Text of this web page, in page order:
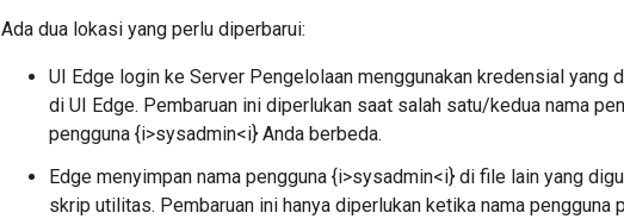
Ada dua lokasi yang perlu diperbarui:
UI Edge login ke Server Pengelolaan menggunakan kredensial
di UI Edge. Pembaruan ini diperlukan saat salah satu/kedua nama
pengguna {i>sysadmin<i} Anda berbeda.
Edge menyimpan nama pengguna {i>sysadmin<i} di file lain yang
skrip utilitas. Pembaruan ini hanya diperlukan ketika nama pengguna